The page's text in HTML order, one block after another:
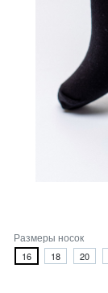
Размеры носок
16 18 20